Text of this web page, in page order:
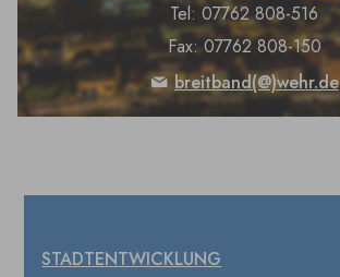
Tel: 07762 808-516
Fax: 07762 808-150
breitband(@)wehr.de
STADTENTWICKLUNG